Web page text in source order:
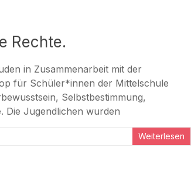
Rechte.
in Zusammenarbeit mit der
für Schüler*innen der Mittelschule
Selbstbestimmung,
Die Jugendlichen wurden
Weiterlesen